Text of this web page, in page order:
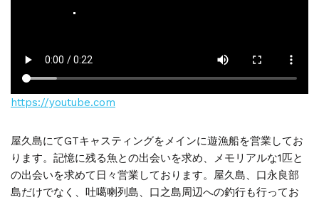
https://youtube.com
屋久島にてGTキャスティングをメインに遊漁船を営業してお
ります。記憶に残る魚との出会いを求め、メモリアルな1匹と
の出会いを求めて日々営業しております。屋久島、口永良部
島だけでなく、吐噶喇列島、口之島周辺への釣行も行ってお